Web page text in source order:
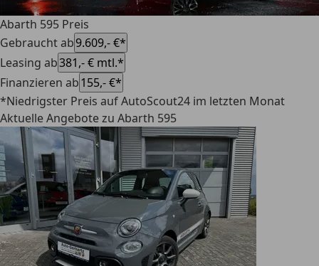
Abarth 595 Preis
Gebraucht ab9.609,- €*
Leasing ab381,- € mtl.*
Finanzieren ab155,- €*
*Niedrigster Preis auf AutoScout24 im letzten Monat
Aktuelle Angebote zu Abarth 595